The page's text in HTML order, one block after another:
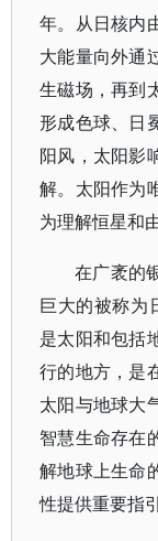
年。从日核内
大能量向外通
生磁场，再到
形成色球、日
阳风，太阳影
解。太阳作为
为理解恒星和
在广袤的
巨大的被称为
是太阳和包括
行的地方，是
太阳与地球大
智慧生命存在
解地球上生命
性提供重要指引